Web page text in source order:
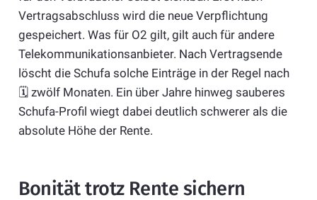
Vertragsabschluss wird die neue Verpflichtung
gespeichert. Was für O2 gilt, gilt auch für andere
Telekommunikationsanbieter. Nach Vertragsende
löscht die Schufa solche Einträge in der Regel nach
🗓️ zwölf Monaten. Ein über Jahre hinweg sauberes
Schufa-Profil wiegt dabei deutlich schwerer als die
absolute Höhe der Rente.
Bonität trotz Rente sichern